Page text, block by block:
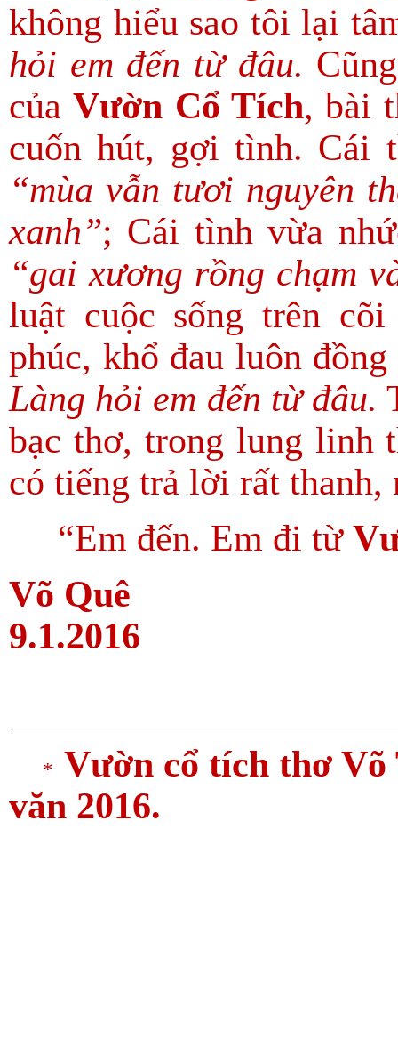
không hiểu sao tôi lại
hỏi em đến từ đâu.
củaVườn Cổ Tích, bài
cuốn hút, gợi tình. Cái
“mùa vẫn tươi nguyên
xanh”; Cái tình vừa
“gai xương rồng chạm
luật cuộc sống trên
phúc, khổ đau luôn
Làng hỏi em đến từ đâu.
bạc thơ, trong lung linh
có tiếng trả lời rất
“Em đến. Em đi từ
Võ Quê
9.1.2016
* Vườn cổ tích thơ
văn 2016.